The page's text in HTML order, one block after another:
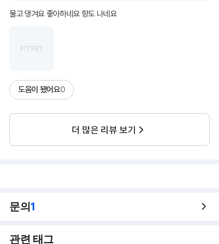
물고 댕겨요 좋아하네요 향도 나네요
도움이 됐어요0
더 많은 리뷰 보기
문의1
관련 태그